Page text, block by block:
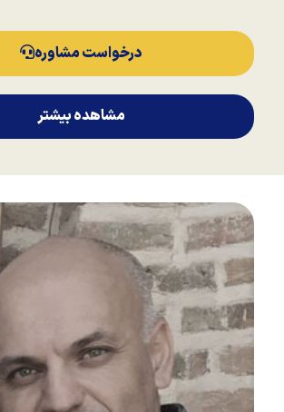
درخواست مشاوره
مشاهده بیشتر